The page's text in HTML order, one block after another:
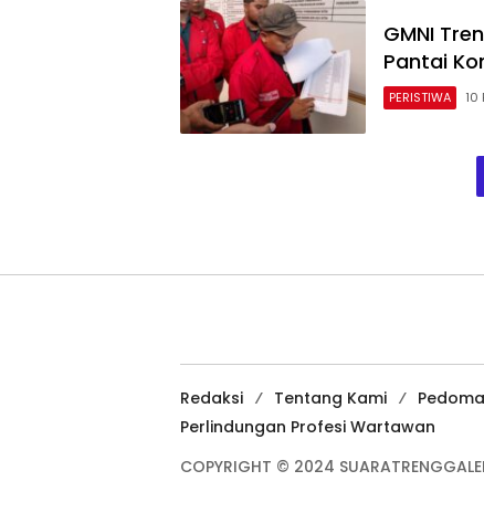
GMNI
Pantai
PERISTIWA 10
Redaksi Tentang Kami
Perlindungan Profesi Wartawan
COPYRIGHT © 2024